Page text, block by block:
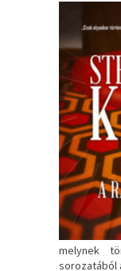
melynek
sorozatából